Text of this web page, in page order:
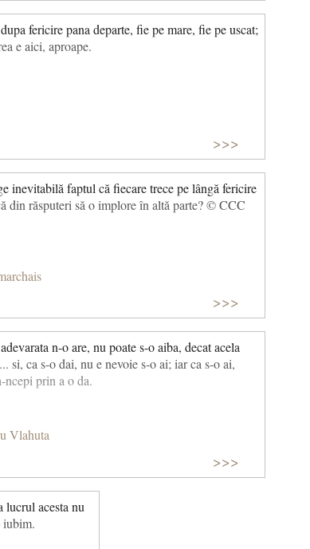
fericire pana departe, fie pe mare, fie pe uscat;
e aici, aproape.
>>>
inevitabilă faptul că fiecare trece pe lângă fericire
din răsputeri să o implore în altă parte? © CCC
>>>
n-o are, nu poate s-o aiba, decat acela
si, ca s-o dai, nu e nevoie s-o ai; iar ca s-o ai,
ncepi prin a o da.
Vlahuta
>>>
lucrul acesta nu
iubim.